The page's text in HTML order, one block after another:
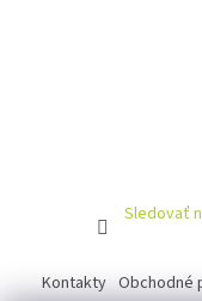
Sledovať
Kontakty Obchodné